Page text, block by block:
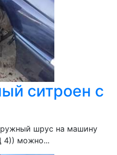
ситроен с
шрус на машину
4)) можно...